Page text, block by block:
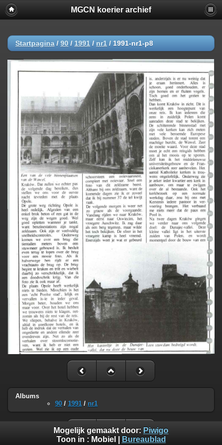
MGCN koerier archief
Startpagina / 90 / 1991 / nr1 / 1991-nr1-p8
Albums
90 / 1991 / nr1
Mogelijk gemaakt door: Piwigo
Toon in : Mobiel Bureaublad